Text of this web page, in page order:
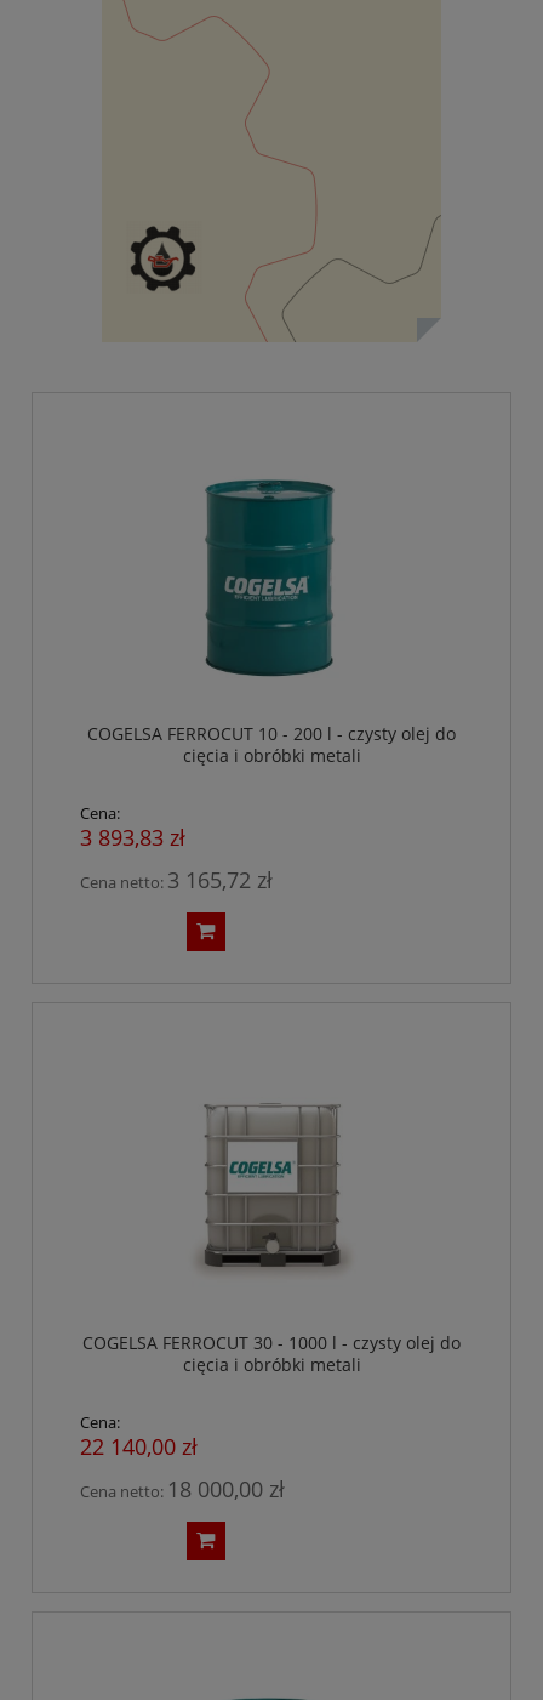
COGELSA FERROCUT 10 - 200 l - czysty olej do
cięcia i obróbki metali
Cena:
3 893,83 zł
Cena netto: 3 165,72 zł
COGELSA FERROCUT 30 - 1000 l - czysty olej do
cięcia i obróbki metali
Cena:
22 140,00 zł
Cena netto: 18 000,00 zł